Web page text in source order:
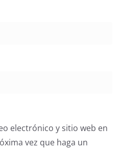
electrónico y sitio web en
vez que haga un